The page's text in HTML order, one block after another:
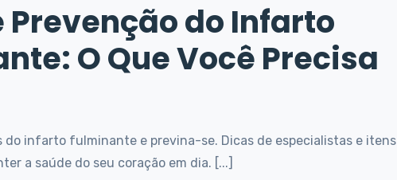
Prevenção do Infarto
O Que Você Precisa
do infarto fulminante e previna-se. Dicas de especialistas e itens
a saúde do seu coração em dia. [...]